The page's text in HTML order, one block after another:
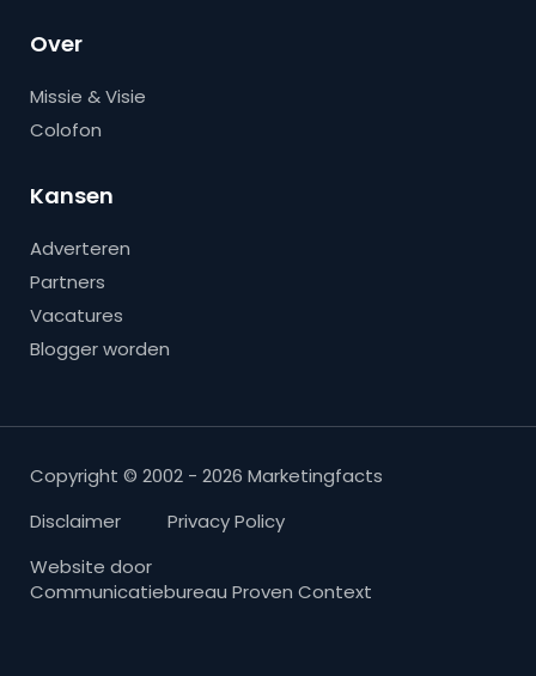
Over
Missie & Visie
Colofon
Kansen
Adverteren
Partners
Vacatures
Blogger worden
Copyright © 2002 - 2026 Marketingfacts
Disclaimer
Privacy Policy
Website door
Communicatiebureau Proven Context